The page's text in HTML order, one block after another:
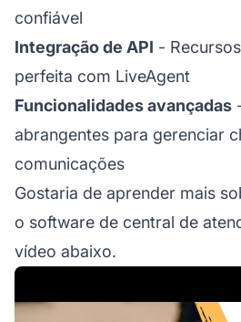
confiável
Integração de API -
perfeita com LiveAgent
Funcionalidades avançadas
abrangentes para gerenciar
comunicações
Gostaria de aprender mais
o software de central de
vídeo abaixo.